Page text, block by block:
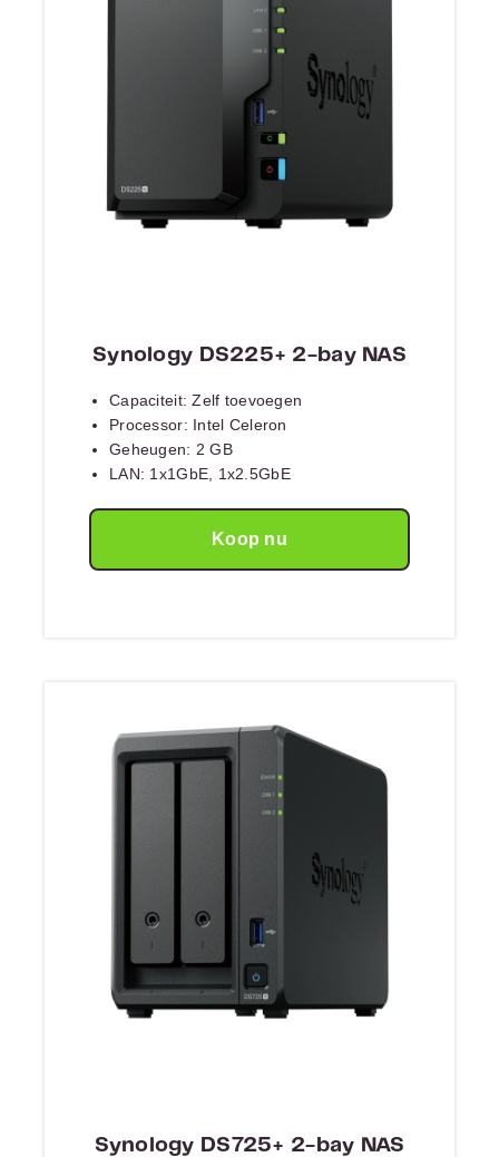
Synology DS225+ 2-bay NAS
Capaciteit: Zelf toevoegen
Processor: Intel Celeron
Geheugen: 2 GB
LAN: 1x1GbE, 1x2.5GbE
Koop nu
Synology DS725+ 2-bay NAS